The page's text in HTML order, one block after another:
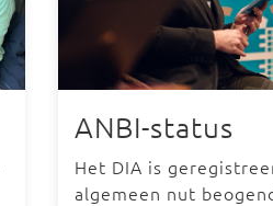
ANBI-status
Het DIA is
algemeen nut